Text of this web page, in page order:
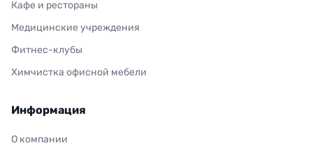
Кафе и рестораны
Медицинские учреждения
Фитнес-клубы
Химчистка офисной мебели
Информация
О компании